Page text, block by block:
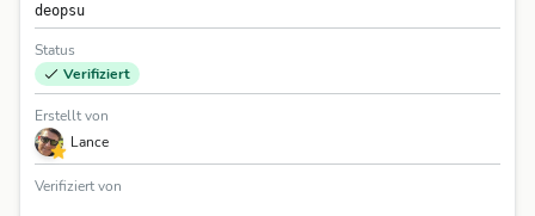
deopsu
Status
Verifiziert
Erstellt von
Lance
Verifiziert von